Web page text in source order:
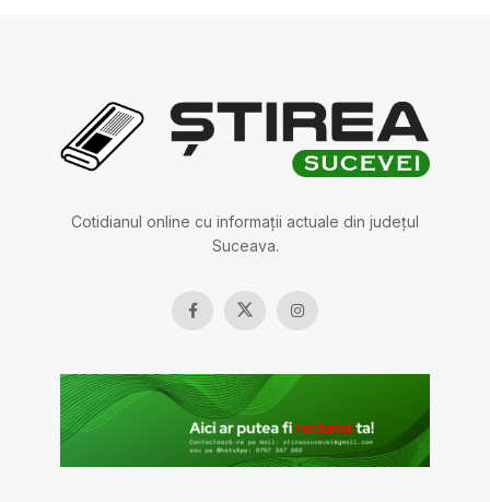
Cotidianul online cu informații actuale din județul
Suceava.